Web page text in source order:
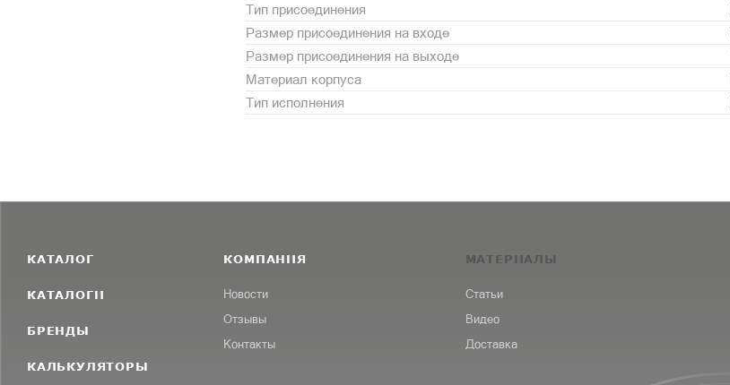
Тип присоединения
Размер присоединения на входе
Размер присоединения на выходе
Материал корпуса
Тип исполнения
КАТАЛОГ
КАТАЛОГИ
БРЕНДЫ
КАЛЬКУЛЯТОРЫ
КОМПАНИЯ
Новости
Отзывы
Контакты
МАТЕРИАЛЫ
Статьи
Видео
Доставка